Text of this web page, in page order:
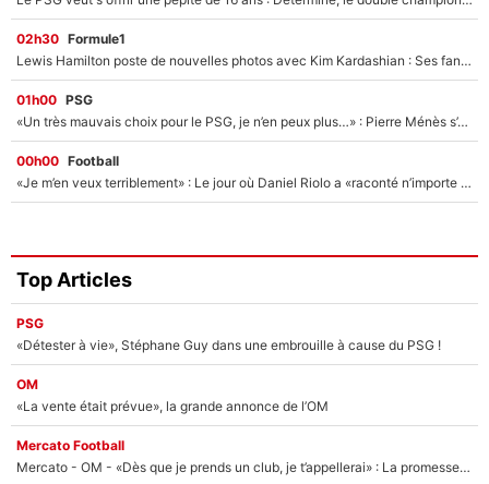
02h30 Formule1
Lewis Hamilton poste de nouvelles photos avec Kim Kardashian : Ses fans le voient déjà redevenir champion du monde de F1 grâce à elle !
01h00 PSG
«Un très mauvais choix pour le PSG, je n’en peux plus…» : Pierre Ménès s’est complètement trompé avec Luis Enrique et ces déclarations le prouvent !
00h00 Football
«Je m’en veux terriblement» : Le jour où Daniel Riolo a «raconté n’importe quoi» dans l'After Foot !
Top Articles
PSG
«Détester à vie», Stéphane Guy dans une embrouille à cause du PSG !
OM
«La vente était prévue», la grande annonce de l’OM
Mercato Football
Mercato - OM - «Dès que je prends un club, je t’appellerai» : La promesse de Marcelino au moment de claquer la porte